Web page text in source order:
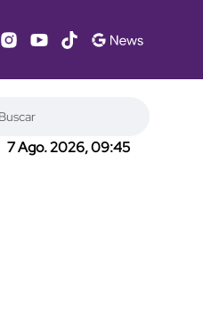
7 Ago. 2026, 09:45